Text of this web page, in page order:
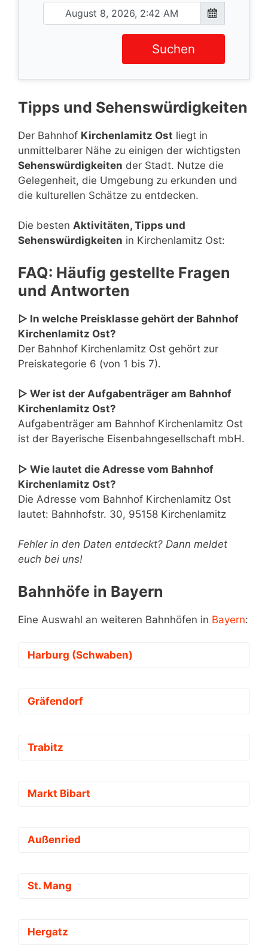
Suchen
Tipps und Sehenswürdigkeiten
Der Bahnhof Kirchenlamitz Ost liegt in
unmittelbarer Nähe zu einigen der wichtigsten
Sehenswürdigkeiten der Stadt. Nutze die
Gelegenheit, die Umgebung zu erkunden und
die kulturellen Schätze zu entdecken.
Die besten Aktivitäten, Tipps und
Sehenswürdigkeiten in Kirchenlamitz Ost:
FAQ: Häufig gestellte Fragen
und Antworten
▷ In welche Preisklasse gehört der Bahnhof
Kirchenlamitz Ost?
Der Bahnhof Kirchenlamitz Ost gehört zur
Preiskategorie 6 (von 1 bis 7).
▷ Wer ist der Aufgabenträger am Bahnhof
Kirchenlamitz Ost?
Aufgabenträger am Bahnhof Kirchenlamitz Ost
ist der Bayerische Eisenbahngesellschaft mbH.
▷ Wie lautet die Adresse vom Bahnhof
Kirchenlamitz Ost?
Die Adresse vom Bahnhof Kirchenlamitz Ost
lautet: Bahnhofstr. 30, 95158 Kirchenlamitz
Fehler in den Daten entdeckt? Dann meldet
euch bei uns!
Bahnhöfe in Bayern
Eine Auswahl an weiteren Bahnhöfen in Bayern:
Harburg (Schwaben)
Gräfendorf
Trabitz
Markt Bibart
Außenried
St. Mang
Hergatz